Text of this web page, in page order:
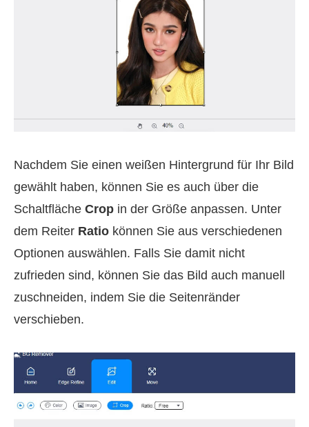
Nachdem Sie einen weißen Hintergrund für Ihr Bild
gewählt haben, können Sie es auch über die
Schaltfläche Crop in der Größe anpassen. Unter
dem Reiter Ratio können Sie aus verschiedenen
Optionen auswählen. Falls Sie damit nicht
zufrieden sind, können Sie das Bild auch manuell
zuschneiden, indem Sie die Seitenränder
verschieben.